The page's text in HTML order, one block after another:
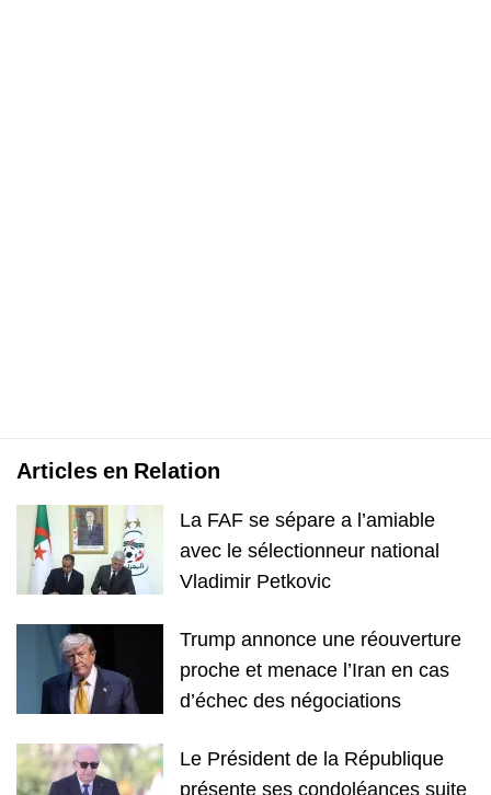
Articles en Relation
La FAF se sépare a l’amiable
avec le sélectionneur national
Vladimir Petkovic
Trump annonce une réouverture
proche et menace l’Iran en cas
d’échec des négociations
Le Président de la République